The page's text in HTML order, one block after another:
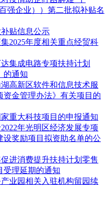
强企业））第二批拟补贴名
贴信息公示
2025年度相关重点经贸科
集成电路专项扶持计划
的通知
高新区软件和信息技术服
金管理办法》有关项目的
重大科技项目的申报通知
年光明区经济发展专项
设奖励项目拟资助名单的公
进消费提升扶持计划零售
受理延期的通知
业园相关入驻机构留园续